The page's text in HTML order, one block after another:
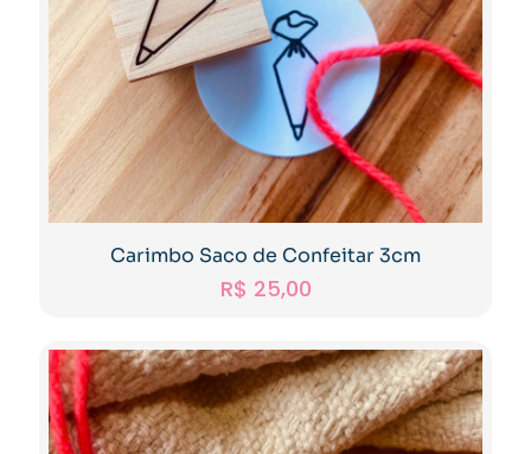
Carimbo Saco de Confeitar 3cm
R$ 25,00